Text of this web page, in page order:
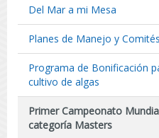
Del Mar a mi Mesa
Planes de Manejo y
Programa de Bonificación
cultivo de algas
Primer Campeonato
categoría Masters